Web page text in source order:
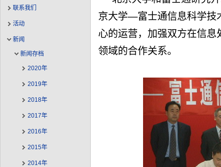
联系我们
活动
新闻
新闻存档
2020年
2019年
2018年
2017年
2016年
2015年
2014年
京大学—富士通信息科学技
心的运营，加强双方在信
领域的合作关系。